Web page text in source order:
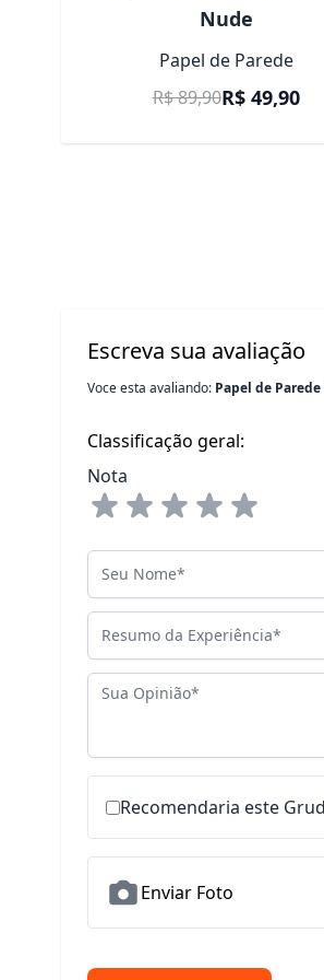
Nude
Papel de Parede
Preço
R$ 49,90
R$ 89,90
Escreva sua avaliação
Voce esta avaliando: Papel de
Classificação geral:
Nota
Seu Nome
Resumo da Experiência
Sua Opinião
Recomendaria este
Enviar Foto